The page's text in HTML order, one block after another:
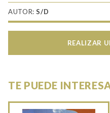
AUTOR:S/D
REALIZAR
TE PUEDE